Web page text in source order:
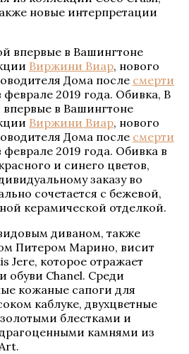
новые интерпретации
впервые в Вашингтоне
Виржини Виар, нового
Дома после смерти
феврале 2019 года. Обивка, В
впервые в Вашингтоне
Виржини Виар, нового
Дома после смерти
феврале 2019 года. Обивка в
и синего цветов,
заказу во
сочетается с бежевой,
керамической отделкой.
диваном, также
Питером Марино, висит
Jere, которое отражает
обуви Chanel. Среди
кожаные сапоги для
каблуке, двухцветные
блестками и
камнями из